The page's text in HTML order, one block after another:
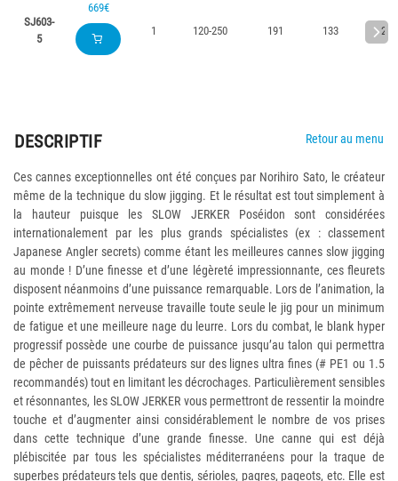
SJ603-
5
669€
1
120-250 191 133 2.5
DESCRIPTIF Retour au menu
Ces cannes exceptionnelles ont été conçues par Norihiro Sato, le créateur
même de la technique du slow jigging. Et le résultat est tout simplement à
la hauteur puisque les SLOW JERKER Poséidon sont considérées
internationalement par les plus grands spécialistes (ex : classement
Japanese Angler secrets) comme étant les meilleures cannes slow jigging
au monde ! D’une finesse et d’une légèreté impressionnante, ces fleurets
disposent néanmoins d’une puissance remarquable. Lors de l’animation, la
pointe extrêmement nerveuse travaille toute seule le jig pour un minimum
de fatigue et une meilleure nage du leurre. Lors du combat, le blank hyper
progressif possède une courbe de puissance jusqu’au talon qui permettra
de pêcher de puissants prédateurs sur des lignes ultra fines (# PE1 ou 1.5
recommandés) tout en limitant les décrochages. Particulièrement sensibles
et résonnantes, les SLOW JERKER vous permettront de ressentir la moindre
touche et d’augmenter ainsi considérablement le nombre de vos prises
dans cette technique d’une grande finesse. Une canne qui est déjà
plébiscitée par tous les spécialistes méditerranéens pour la traque de
superbes prédateurs tels que dentis, sérioles, pagres, pageots, etc. Elle est